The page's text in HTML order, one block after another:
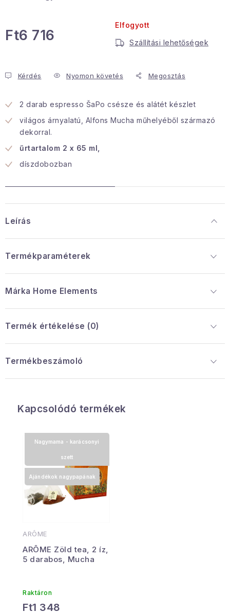
Hogyan kell panaszkodni / visszaadni az áruka
Érintkezés
Rólunk
Ft6 716
Elfogyott
Szállítási lehetőségek
Kérdés Nyomon követés Megosztás
2 darab espresso ŠaPo csésze és alátét készlet
világos árnyalatú, Alfons Mucha műhelyéből származó
dekorral.
űrtartalom 2 x 65 ml,
díszdobozban
Leírás
Termékparaméterek
Márka Home Elements
Termék értékelése (0)
Termékbeszámoló
Kapcsolódó termékek
ARÔME
ARÔME Zöld tea, 2 íz,
5 darabos, Mucha
Nagymama - karácsonyi
szett
Ajándékok nagypapának
Raktáron
Ft1 348